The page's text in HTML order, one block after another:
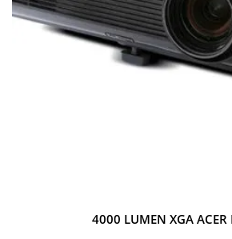
4000 LUMEN XGA ACER